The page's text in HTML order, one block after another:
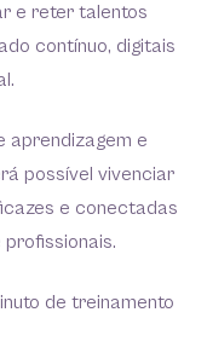
e reter talentos
contínuo, digitais
aprendizagem e
possível vivenciar
e conectadas
de treinamento